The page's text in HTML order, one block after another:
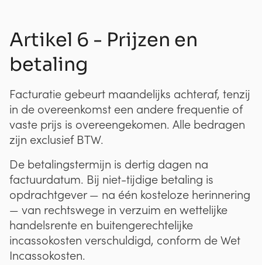
Artikel 6 - Prijzen en
betaling
Facturatie gebeurt maandelijks achteraf, tenzij
in de overeenkomst een andere frequentie of
vaste prijs is overeengekomen. Alle bedragen
zijn exclusief BTW.
De betalingstermijn is dertig dagen na
factuurdatum. Bij niet-tijdige betaling is
opdrachtgever — na één kosteloze herinnering
— van rechtswege in verzuim en wettelijke
handelsrente en buitengerechtelijke
incassokosten verschuldigd, conform de Wet
Incassokosten.